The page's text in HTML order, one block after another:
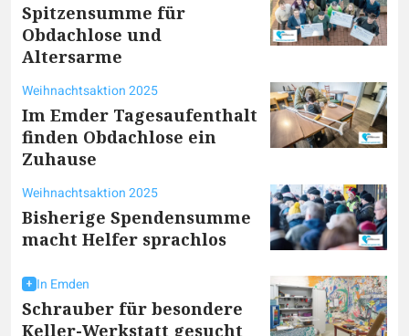
Spitzensumme für
Obdachlose und
Altersarme
Weihnachtsaktion 2025
Im Emder Tagesaufenthalt
finden Obdachlose ein
Zuhause
Weihnachtsaktion 2025
Bisherige Spendensumme
macht Helfer sprachlos
In Emden
Schrauber für besondere
Keller-Werkstatt gesucht